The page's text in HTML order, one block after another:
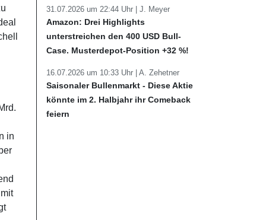
in
31.07.2026 um 22:44 Uhr | J. Meyer
Amazon: Drei Highlights
unterstreichen den 400 USD Bull-
Case. Musterdepot-Position +32 %!
16.07.2026 um 10:33 Uhr | A. Zehetner
Saisonaler Bullenmarkt - Diese Aktie
könnte im 2. Halbjahr ihr Comeback
feiern